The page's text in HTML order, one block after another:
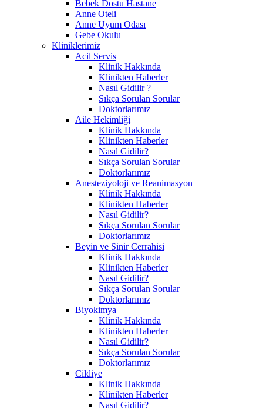
Bebek Dostu Hastane
Anne Oteli
Anne Uyum Odası
Gebe Okulu
Kliniklerimiz
Acil Servis
Klinik Hakkında
Klinikten Haberler
Nasıl Gidilir ?
Sıkça Sorulan Sorular
Doktorlarımız
Aile Hekimliği
Klinik Hakkında
Klinikten Haberler
Nasıl Gidilir?
Sıkça Sorulan Sorular
Doktorlarımız
Anesteziyoloji ve Reanimasyon
Klinik Hakkında
Klinikten Haberler
Nasıl Gidilir?
Sıkça Sorulan Sorular
Doktorlarımız
Beyin ve Sinir Cerrahisi
Klinik Hakkında
Klinikten Haberler
Nasıl Gidilir?
Sıkça Sorulan Sorular
Doktorlarımız
Biyokimya
Klinik Hakkında
Klinikten Haberler
Nasıl Gidilir?
Sıkça Sorulan Sorular
Doktorlarımız
Cildiye
Klinik Hakkında
Klinikten Haberler
Nasıl Gidilir?